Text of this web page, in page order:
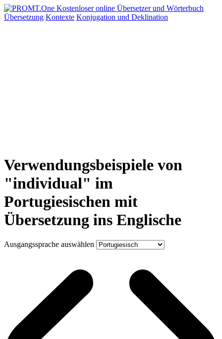
Übersetzung Kontexte Konjugation und Deklination
Verwendungsbeispiele von
"individual" im
Portugiesischen mit
Übersetzung ins Englische
Ausgangssprache auswählen